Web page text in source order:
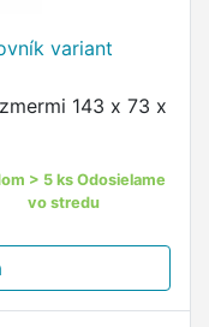
variant
143 x 73 x
> 5 ks Odosielame
vo stredu